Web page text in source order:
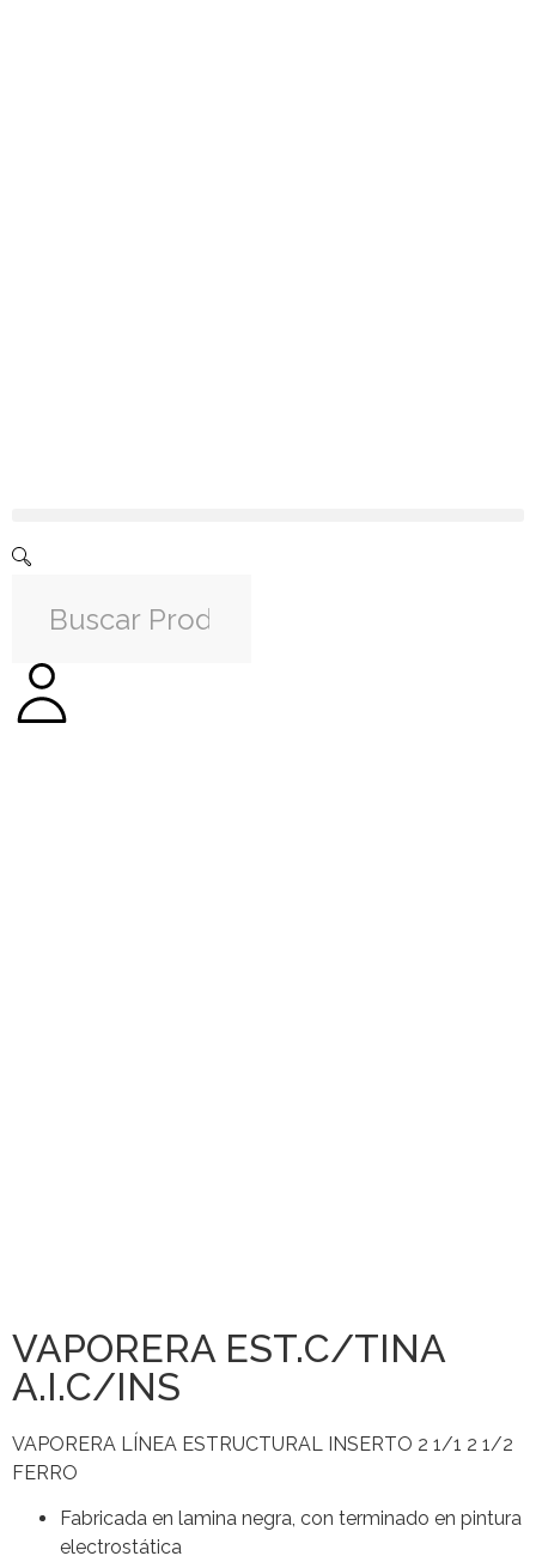
VAPORERA EST.C/TINA
A.I.C/INS
VAPORERA LÍNEA ESTRUCTURAL INSERTO 2 1/1 2 1/2
FERRO
Fabricada en lamina negra, con terminado en pintura
electrostática